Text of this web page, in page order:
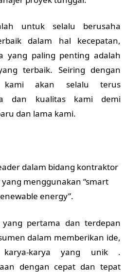
untuk selalu berusaha
dalam hal kecepatan,
yang paling penting adalah
terbaik. Seiring dengan
kami akan selalu terus
dan kualitas kami demi
dan lama kami.
dalam bidang kontraktor
menggunakan “smart
energy”.
pertama dan terdepan
dalam memberikan ide,
karya yang unik .
dengan cepat dan tepat